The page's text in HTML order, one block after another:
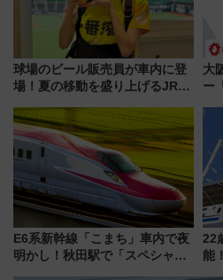
球場のビール販売員が車内に登
場！夏の移動を盛り上げるJR九
月7日限定 ソフトバンクホーク
スとコラボ
大
ー
E6系新幹線「こまち」車内で夜
明かし！秋田駅で「スペシャル
22
能